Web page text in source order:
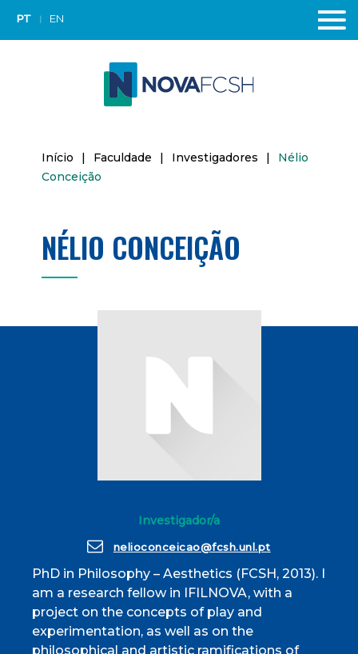
PT EN
Início | Faculdade | Investigadores |
Nélio
Conceição
NÉLIO CONCEIÇÃO
Investigador/a
nelioconceicao@fcsh.unl.pt
PhD in Philosophy – Aesthetics (FCSH, 2013). I
am a research fellow in IFILNOVA, with a
project on the concepts of play and
experimentation, as well as on the
philosophical and artistic ramifications of